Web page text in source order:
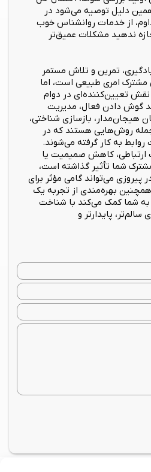
دلیل توصیه می‌شود در
از خدمات روانشناس خوب
ندهید مشکلات عمیق‌تر
تمرین و تلاش مستمر
مشترک امری طبیعی است، اما
نقش تعیین‌کننده‌ای در دوام
گوش دادن فعال، مدیریت
هیجان‌مدار، بازسازی شناختی،
روش‌هایی هستند که در
روابط به کار گرفته می‌شوند.
کاهش صمیمیت یا
شما تأثیر گذاشته است،
می‌تواند گامی مؤثر برای
بهره‌مندی از تجربه یک
به شما کمک می‌کند با شناخت
پایدارتر و